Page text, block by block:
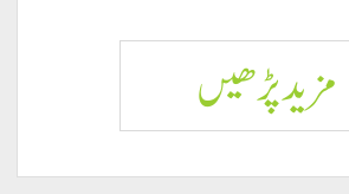
مزید پڑھيں
فضل